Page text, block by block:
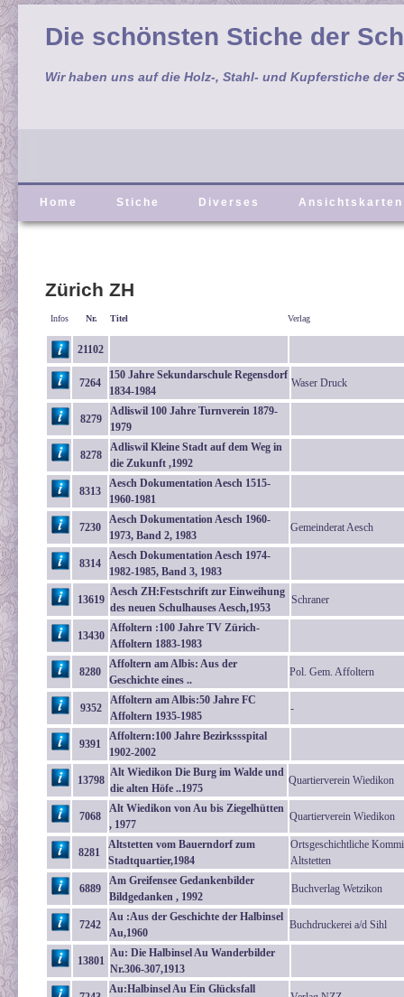
Die schönsten Stiche der
Wir haben uns auf die Holz-, Stahl- und Kupferstiche der
Home Stiche Diverses Ansichtskarten
Zürich ZH
Infos Nr. Titel Verlag
21102
7264
150 Jahre Sekundarschule Regensdorf
1834-1984
Waser Druck
8279
Adliswil 100 Jahre Turnverein 1879-
1979
8278
Adliswil Kleine Stadt auf dem Weg in
die Zukunft ,1992
8313
Aesch Dokumentation Aesch 1515-
1960-1981
7230
Aesch Dokumentation Aesch 1960-
1973, Band 2, 1983
Gemeinderat Aesch
8314
Aesch Dokumentation Aesch 1974-
1982-1985, Band 3, 1983
13619
Aesch ZH:Festschrift zur Einweihung
des neuen Schulhauses Aesch,1953
Schraner
13430
Affoltern :100 Jahre TV Zürich-
Affoltern 1883-1983
8280
Affoltern am Albis: Aus der
Geschichte eines ..
Pol. Gem. Affoltern
9352
Affoltern am Albis:50 Jahre FC
Affoltern 1935-1985
-
9391
Affoltern:100 Jahre Bezirkssspital
1902-2002
13798
Alt Wiedikon Die Burg im Walde und
die alten Höfe ..1975
Quartierverein Wiedikon
7068
Alt Wiedikon von Au bis Ziegelhütten
, 1977
Quartierverein Wiedikon
8281
Altstetten vom Bauerndorf zum
Stadtquartier,1984
Ortsgeschichtliche
Altstetten
6889
Am Greifensee Gedankenbilder
Bildgedanken , 1992
Buchverlag Wetzikon
7242
Au :Aus der Geschichte der Halbinsel
Au,1960
Buchdruckerei a/d Sihl
13801
Au: Die Halbinsel Au Wanderbilder
Nr.306-307,1913
Au:Halbinsel Au Ein Glücksfall